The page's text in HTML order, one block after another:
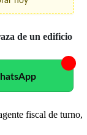
de un edificio
fiscal de turno,